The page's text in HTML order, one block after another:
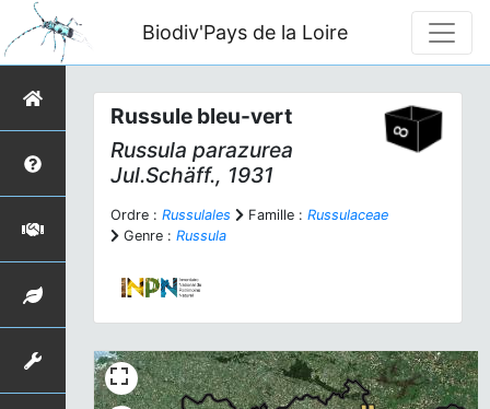
Biodiv'Pays de la Loire
Russule bleu-vert
Russula parazurea
Jul.Schäff., 1931
Ordre : Russulales Famille : Russulaceae
Genre : Russula